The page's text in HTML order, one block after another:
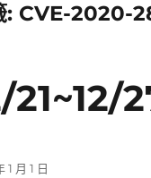
: CVE-2020-
21~12/
1 月 1 日